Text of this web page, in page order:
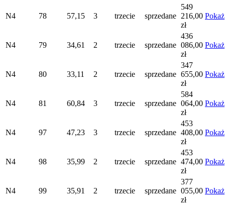
N4 78 57,15 3 trzecie sprzedane
549
216,00
zł
Pokaż
N4 79 34,61 2 trzecie sprzedane
436
086,00
zł
Pokaż
N4 80 33,11 2 trzecie sprzedane
347
655,00
zł
Pokaż
N4 81 60,84 3 trzecie sprzedane
584
064,00
zł
Pokaż
N4 97 47,23 3 trzecie sprzedane
453
408,00
zł
Pokaż
N4 98 35,99 2 trzecie sprzedane
453
474,00
zł
Pokaż
N4 99 35,91 2 trzecie sprzedane
377
055,00
zł
Pokaż